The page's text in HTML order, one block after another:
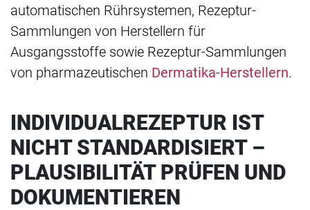
automatischen Rührsystemen, Rezeptur-
Sammlungen von Herstellern für
Ausgangsstoffe sowie Rezeptur-Sammlungen
von pharmazeutischen Dermatika-Herstellern.
INDIVIDUALREZEPTUR IST
NICHT STANDARDISIERT –
PLAUSIBILITÄT PRÜFEN UND
DOKUMENTIEREN